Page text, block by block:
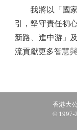
我將以「國家
引，堅守責任初
新路、進中游」
流貢獻更多智慧與
香港大
© 1997-